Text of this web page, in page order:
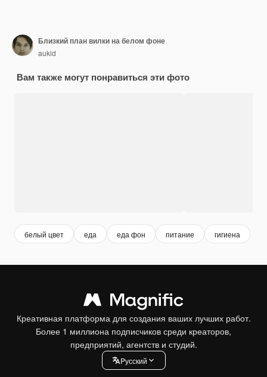
Близкий план вилки на белом фоне
aukid
Вам также могут понравиться эти фото
белый цвет еда еда фон питание гигиена
Креативная платформа для создания ваших лучших работ.
Более 1 миллиона подписчиков среди креаторов,
предприятий, агентств и студий.
Pусский